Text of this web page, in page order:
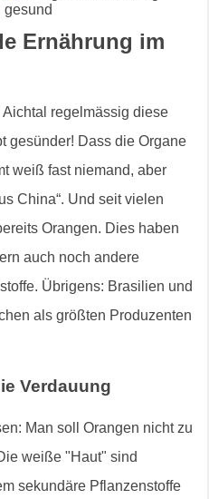
Ernährung im
regelmässig diese
gesünder! Dass die Organe
weiß fast niemand, aber
China“. Und seit vielen
Orangen. Dies haben
auch noch andere
Übrigens: Brasilien und
als größten Produzenten
Verdauung
Man soll Orangen nicht zu
weiße "Haut" sind
sekundäre Pflanzenstoffe